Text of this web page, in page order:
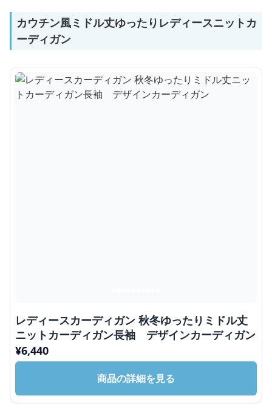
カウチン風ミドル丈ゆったりレディースニットカ
ーディガン
レディースカーディガン 秋冬ゆったりミドル丈
ニットカーディガン長袖 デザインカーディガン
¥6,440
商品の詳細を見る